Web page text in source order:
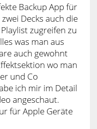
Backup App für
Decks auch die
zugreifen zu
was man aus
auch gewohnt
wo man
und Co
ich mir im Detail
angeschaut.
für Apple Geräte